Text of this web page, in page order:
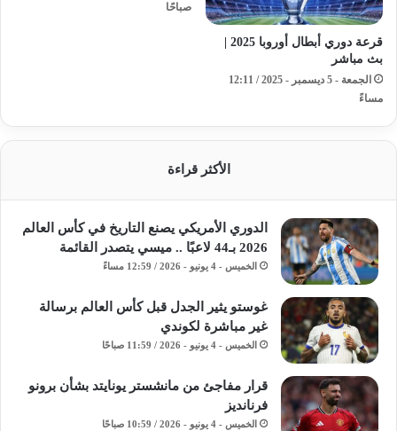
بث مباشر
الجمعة - 5 ديسمبر - 2025 / 12:11
مساءً
صباحًا
الأكثر قراءة
الدوري الأمريكي يصنع التاريخ في كأس العالم
2026 بـ44 لاعبًا .. ميسي يتصدر القائمة
الخميس - 4 يونيو - 2026 / 12:59 مساءً
غوستو يثير الجدل قبل كأس العالم برسالة
غير مباشرة لكوندي
الخميس - 4 يونيو - 2026 / 11:59 صباحًا
قرار مفاجئ من مانشستر يونايتد بشأن برونو
فرنانديز
الخميس - 4 يونيو - 2026 / 10:59 صباحًا